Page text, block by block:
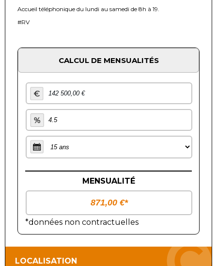
Accueil téléphonique du lundi au samedi de 8h à 19.
#RV
CALCUL DE MENSUALITÉS
MENSUALITÉ
*données non contractuelles
LOCALISATION